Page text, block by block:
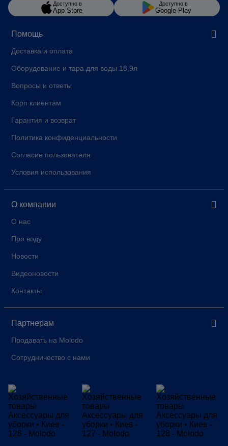
Помощь
Доставка и оплата
Оборудование и тара для воды 18,9л
Вопросы и ответы
Корп клиентам
Гарантия и возврат
Политика конфиденциальности
Согласие пользователя
Условия использования
О компании
О нас
Про воду
Новости
Видеоновости
Контакты
Партнерам
Продавать на Molodo
Сотрудничество с нами
Доступно в
App Store
Доступно в
Google Play